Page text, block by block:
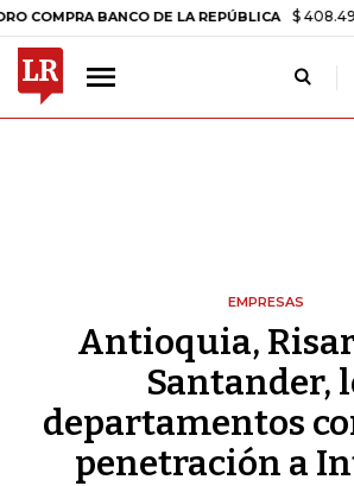
BANCO DE LA REPÚBLICA $ 408.498,97
EMPRESAS
Antioquia,
Santander,
departamentos
penetración a